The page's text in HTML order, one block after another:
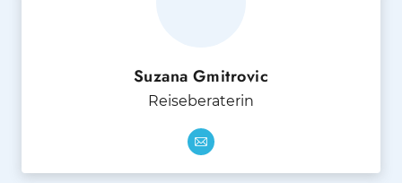
Suzana Gmitrovic
Reiseberaterin